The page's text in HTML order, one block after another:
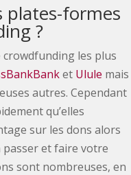
plates-formes
?
les plus
et Ulule mais
autres. Cependant
qu’elles
sur les dons alors
passer et faire votre
sont nombreuses, en